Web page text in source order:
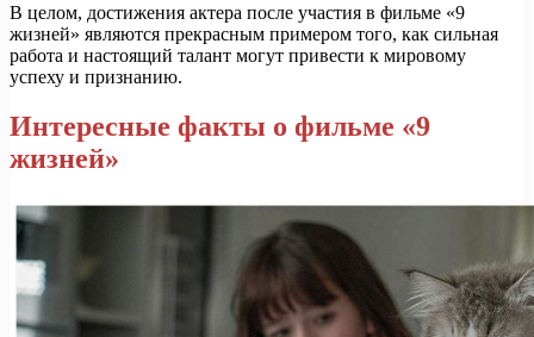
В целом, достижения актера после участия в фильме «9
жизней» являются прекрасным примером того, как сильная
работа и настоящий талант могут привести к мировому
успеху и признанию.
Интересные факты о фильме «9
жизней»